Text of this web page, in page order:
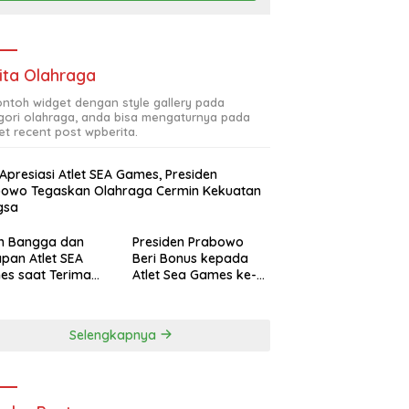
Olahraga
widget dengan style gallery pada
olahraga, anda bisa mengaturnya pada
recent post wpberita.
Atlet SEA Games, Presiden
Tegaskan Olahraga Cermin Kekuatan
Bangga dan
Atlet SEA
saat Terima
Presiden Prabowo
Beri Bonus kepada
Atlet Sea Games ke-
Selengkapnya